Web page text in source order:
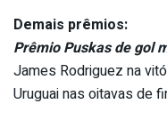
Demais prêmios:
Prêmio Puskas de gol
James Rodriguez na
Uruguai nas oitavas de